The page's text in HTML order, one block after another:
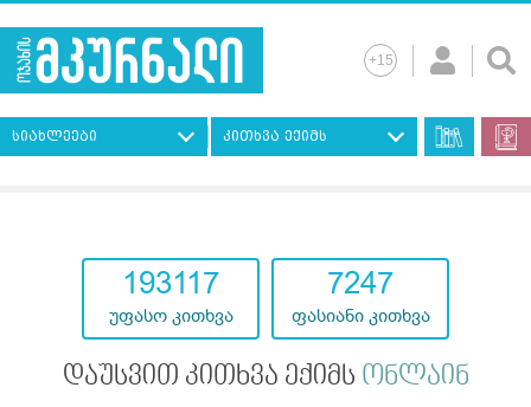
სიახლეები კითხვა ექიმს
193117
უფასო კითხვა
7247
ფასიანი კითხვა
დაუსვით კითხვა ექიმს ონლაინ